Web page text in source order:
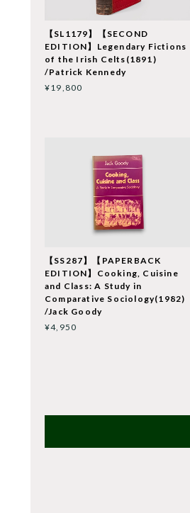
【SL1179】【SECOND
EDITION】Legendary Fictions
of the Irish Celts(1891)
/Patrick Kennedy
¥19,800
【SS287】【PAPERBACK
EDITION】Cooking, Cuisine
and Class: A Study in
Comparative Sociology(1982)
/Jack Goody
¥4,950